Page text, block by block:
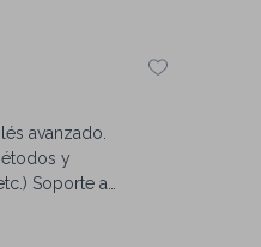
avanzado.
y
Soporte a